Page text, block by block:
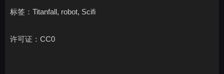
标签：Titanfall, robot, Scifi
许可证：CC0